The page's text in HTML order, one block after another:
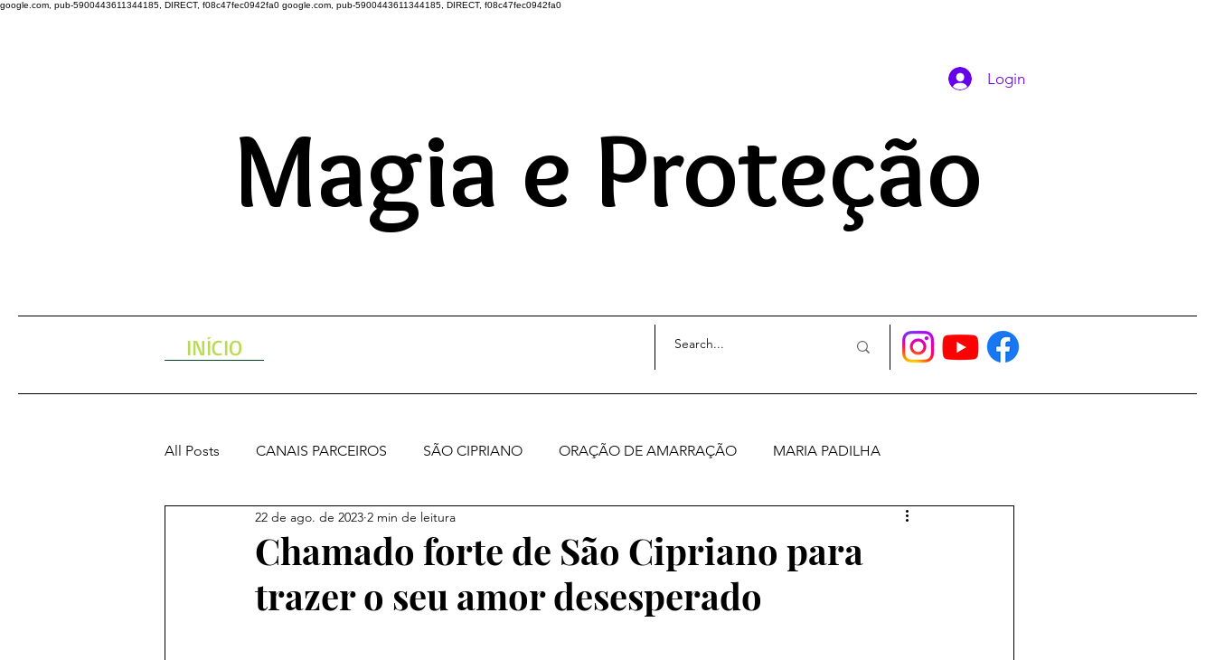
google.com, pub-5900443611344185, DIRECT, f08c47fec0942fa0 google.com, pub-5900443611344185, DIRECT, f08c47fec0942fa0
A ENERGIA DO UNIVERSO ATRAVÉS DAS ORAÇÕES
Magia e Proteção
Login
INÍCIO
All Posts CANAIS PARCEIROS SÃO CIPRIANO ORAÇÃO DE AMARRAÇÃO MARIA PADILHA
ORAÇÕES PODEROSAS
Chamado forte de São Cipriano para
trazer o seu amor desesperado
22 de ago. de 2023 2 min de leitura